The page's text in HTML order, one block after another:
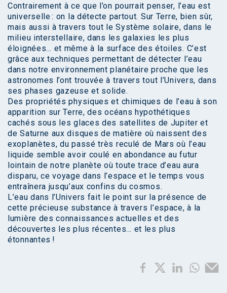
Contrairement à ce que l’on pourrait penser, l’eau est
universelle : on la détecte partout. Sur Terre, bien sûr,
mais aussi à travers tout le Système solaire, dans le
milieu interstellaire, dans les galaxies les plus
éloignées… et même à la surface des étoiles. C’est
grâce aux techniques permettant de détecter l’eau
dans notre environnement planétaire proche que les
astronomes l’ont trouvée à travers tout l’Univers, dans
ses phases gazeuse et solide.
Des propriétés physiques et chimiques de l’eau à son
apparition sur Terre, des océans hypothétiques
cachés sous les glaces des satellites de Jupiter et
de Saturne aux disques de matière où naissent des
exoplanètes, du passé très reculé de Mars où l’eau
liquide semble avoir coulé en abondance au futur
lointain de notre planète où toute trace d’eau aura
disparu, ce voyage dans l’espace et le temps vous
entraînera jusqu’aux confins du cosmos.
L’eau dans l’Univers fait le point sur la présence de
cette précieuse substance à travers l’espace, à la
lumière des connaissances actuelles et des
découvertes les plus récentes… et les plus
étonnantes !